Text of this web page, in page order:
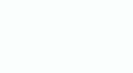
fixationsudstyr til